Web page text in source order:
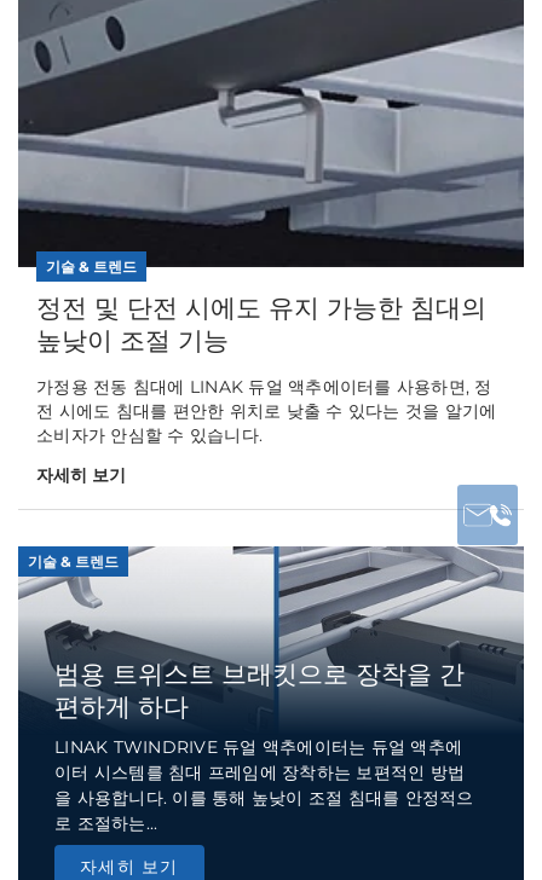
기술 & 트렌드
정전 및 단전 시에도 유지 가능한 침대의
높낮이 조절 기능
가정용 전동 침대에 LINAK 듀얼 액추에이터를 사용하면, 정
전 시에도 침대를 편안한 위치로 낮출 수 있다는 것을 알기에
소비자가 안심할 수 있습니다.
자세히 보기
기술 & 트렌드
범용 트위스트 브래킷으로 장착을 간
편하게 하다
LINAK TWINDRIVE 듀얼 액추에이터는 듀얼 액추에
이터 시스템를 침대 프레임에 장착하는 보편적인 방법
을 사용합니다. 이를 통해 높낮이 조절 침대를 안정적으
로 조절하는...
자세히 보기